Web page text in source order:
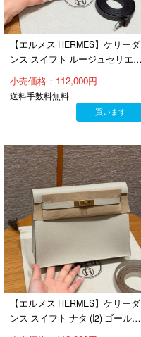
【エルメス HERMES】ケリーダ
ンス スイフト ルージュセリエ
(0G) シルバー金具（100％手縫）
小売価格：112,000円
送料手数料無料
買います
【エルメス HERMES】ケリーダ
ンス スイフト ナタ (I2) ゴールド